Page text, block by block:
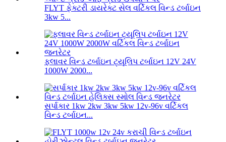
FLYT ફેક્ટરી ડાયરેક્ટ સેલ વર્ટિકલ વિન્ડ ટર્બાઇન
3kw 5...
ફ્લાવર વિન્ડ ટર્બાઇન ટ્યૂલિપ ટર્બાઇન 12V 24V
1000W 2000...
સર્પાકાર 1kw 2kw 3kw 5kw 12v-96v વર્ટિકલ
વિન્ડ ટર્બાઇન...